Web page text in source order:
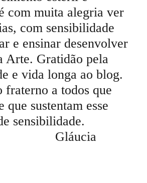
com muita alegria ver
com sensibilidade
e ensinar desenvolver
Arte. Gratidão pela
e vida longa ao blog.
fraterno a todos que
que sustentam esse
sensibilidade.